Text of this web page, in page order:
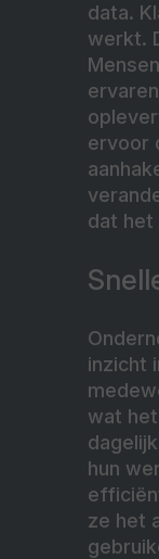
data.
werkt.
ervoor
dat het
inzicht
wat
hun
ze het